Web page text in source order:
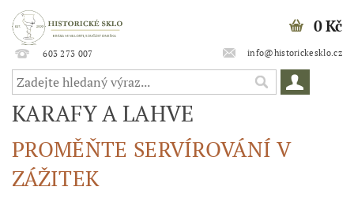
603 273 007 info@historickesklo.cz
0 Kč
KARAFY A LAHVE
PROMĚŇTE SERVÍROVÁNÍ V
ZÁŽITEK